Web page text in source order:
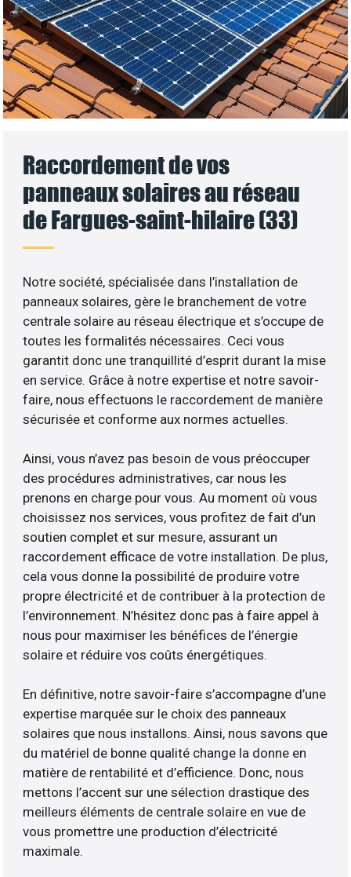
Raccordement de vos
panneaux solaires au réseau
de Fargues-saint-hilaire (33)
Notre société, spécialisée dans l’installation de
panneaux solaires, gère le branchement de votre
centrale solaire au réseau électrique et s’occupe de
toutes les formalités nécessaires. Ceci vous
garantit donc une tranquillité d’esprit durant la mise
en service. Grâce à notre expertise et notre savoir-
faire, nous effectuons le raccordement de manière
sécurisée et conforme aux normes actuelles.
Ainsi, vous n’avez pas besoin de vous préoccuper
des procédures administratives, car nous les
prenons en charge pour vous. Au moment où vous
choisissez nos services, vous profitez de fait d’un
soutien complet et sur mesure, assurant un
raccordement efficace de votre installation. De plus,
cela vous donne la possibilité de produire votre
propre électricité et de contribuer à la protection de
l’environnement. N’hésitez donc pas à faire appel à
nous pour maximiser les bénéfices de l’énergie
solaire et réduire vos coûts énergétiques.
En définitive, notre savoir-faire s’accompagne d’une
expertise marquée sur le choix des panneaux
solaires que nous installons. Ainsi, nous savons que
du matériel de bonne qualité change la donne en
matière de rentabilité et d’efficience. Donc, nous
mettons l’accent sur une sélection drastique des
meilleurs éléments de centrale solaire en vue de
vous promettre une production d’électricité
maximale.